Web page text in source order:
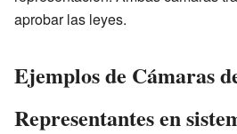
aprobar las leyes.
Ejemplos de Cámaras
Representantes en